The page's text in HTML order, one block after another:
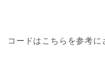
コードはこちらを参考に